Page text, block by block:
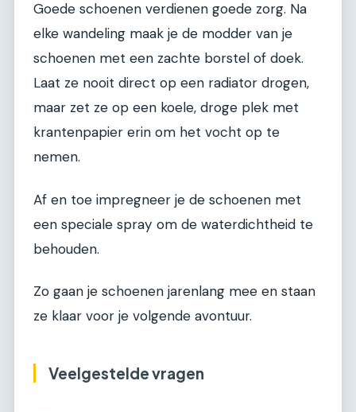
Goede schoenen verdienen goede zorg. Na
elke wandeling maak je de modder van je
schoenen met een zachte borstel of doek.
Laat ze nooit direct op een radiator drogen,
maar zet ze op een koele, droge plek met
krantenpapier erin om het vocht op te
nemen.
Af en toe impregneer je de schoenen met
een speciale spray om de waterdichtheid te
behouden.
Zo gaan je schoenen jarenlang mee en staan
ze klaar voor je volgende avontuur.
Veelgestelde vragen